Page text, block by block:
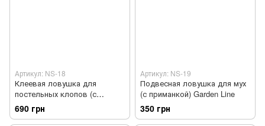
Артикул: NS-18
Клеевая ловушка для
постельных клопов (с
приманкой, 5 шт)
690 грн
Артикул: NS-19
Подвесная ловушка для мух
(с приманкой) Garden Line
350 грн